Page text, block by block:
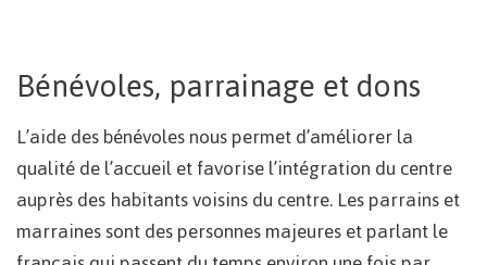
Bénévoles, parrainage et dons
L’aide des bénévoles nous permet d’améliorer la
qualité de l’accueil et favorise l’intégration du centre
auprès des habitants voisins du centre. Les parrains et
marraines sont des personnes majeures et parlant le